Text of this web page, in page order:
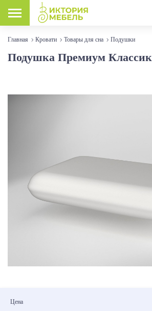
Главная Кровати Товары для сна Подушки
Подушка Премиум Классик
Цена